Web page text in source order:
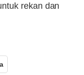
rekan dan